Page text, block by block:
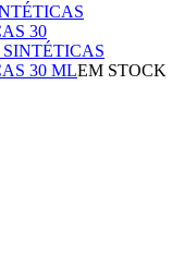
30
30 MLEM STOCK